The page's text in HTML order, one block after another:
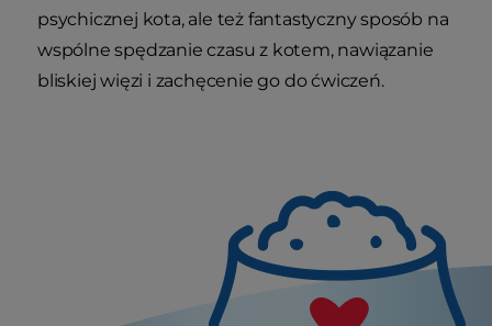
psychicznej kota, ale też fantastyczny sposób na
wspólne spędzanie czasu z kotem, nawiązanie
bliskiej więzi i zachęcenie go do ćwiczeń.